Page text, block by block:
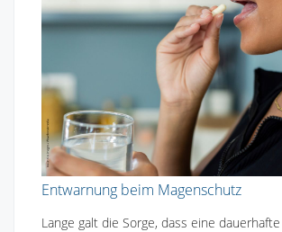
Entwarnung beim Magenschutz
Lange galt die Sorge, dass eine